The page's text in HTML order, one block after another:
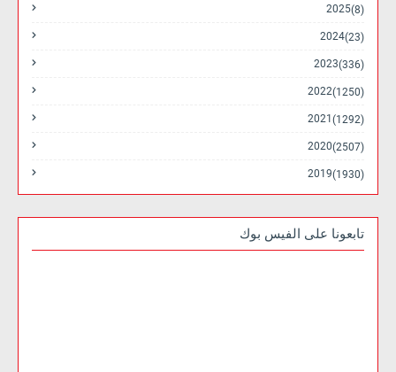
2025 (8)
2024 (23)
2023 (336)
2022 (1250)
2021 (1292)
2020 (2507)
2019 (1930)
تابعونا على الفيس بوك